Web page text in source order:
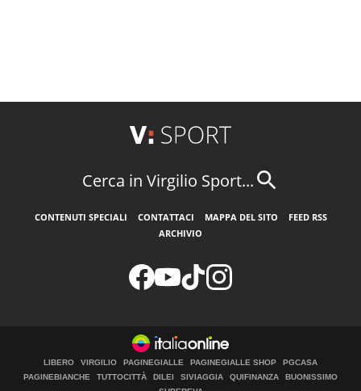
Cerca in Virgilio Sport...
CONTENUTI SPECIALI CONTATTACI MAPPA DEL SITO
FEED RSS
ARCHIVIO
LIBERO VIRGILIO PAGINEGIALLE PAGINEGIALLE SHOP
PGCASA
PAGINEBIANCHE
TUTTOCITTÀ DILEI SIVIAGGIA QUIFINANZA
BUONISSIMO